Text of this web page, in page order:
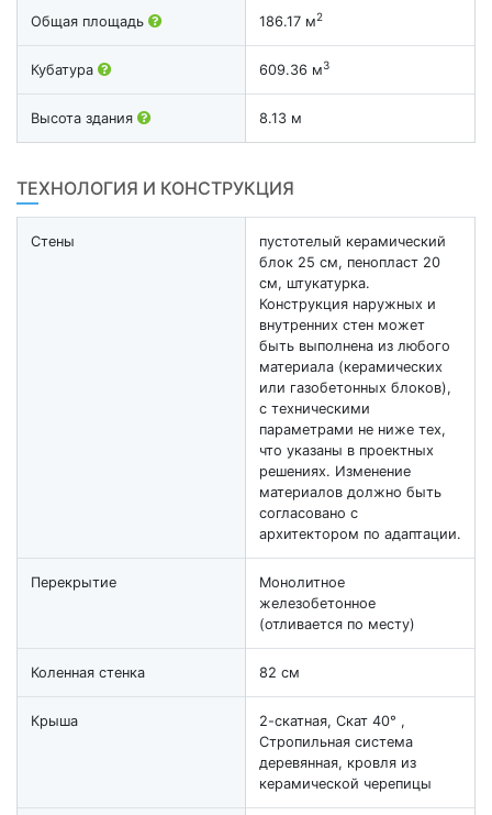
Общая площадь 186.17 м2
Кубатура 609.36 м3
Высота здания 8.13 м
ТЕХНОЛОГИЯ И КОНСТРУКЦИЯ
Стены
пустотелый керамический
блок 25 см, пенопласт 20
см, штукатурка.
Конструкция наружных и
внутренних стен может
быть выполнена из любого
материала (керамических
или газобетонных блоков),
с техническими
параметрами не ниже тех,
что указаны в проектных
решениях. Изменение
материалов должно быть
согласовано с
архитектором по адаптации.
Перекрытие
Монолитное
железобетонное
(отливается по месту)
Коленная стенка 82 см
Крыша
2-скатная, Скат 40° ,
Стропильная система
деревянная, кровля из
керамической черепицы